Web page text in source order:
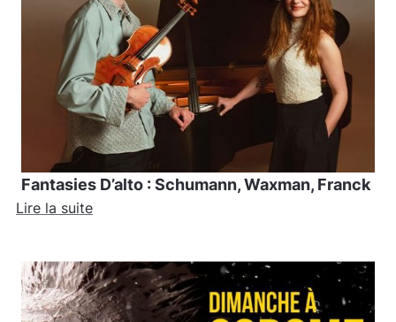
Fantasies D’alto : Schumann, Waxman, Franck
Lire la suite